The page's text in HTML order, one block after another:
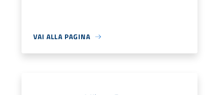
VAI ALLA PAGINA